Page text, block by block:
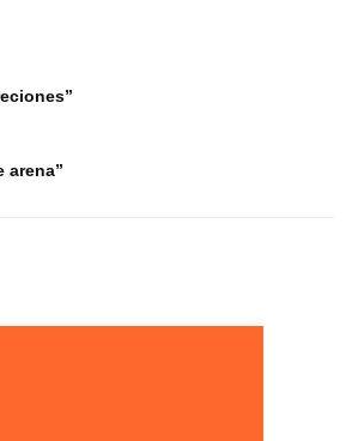
arena”